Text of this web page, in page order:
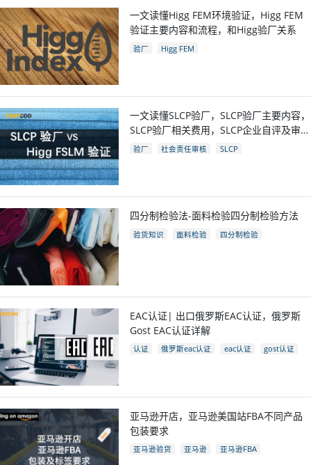
一文读懂Higg FEM环境验证，Higg FEM
验证主要内容和流程，和Higg验厂关系
验厂 Higg FEM
一文读懂SLCP验厂，SLCP验厂主要内容，
SLCP验厂相关费用，SLCP企业自评及审核
流程
验厂 社会责任审核 SLCP
四分制检验法-面料检验四分制检验方法
验货知识 面料检验 四分制检验
EAC认证| 出口俄罗斯EAC认证，俄罗斯
Gost EAC认证详解
认证 俄罗斯eac认证 eac认证
gost认证
亚马逊开店，亚马逊美国站FBA不同产品
包装要求
亚马逊验货 亚马逊
亚马逊FBA